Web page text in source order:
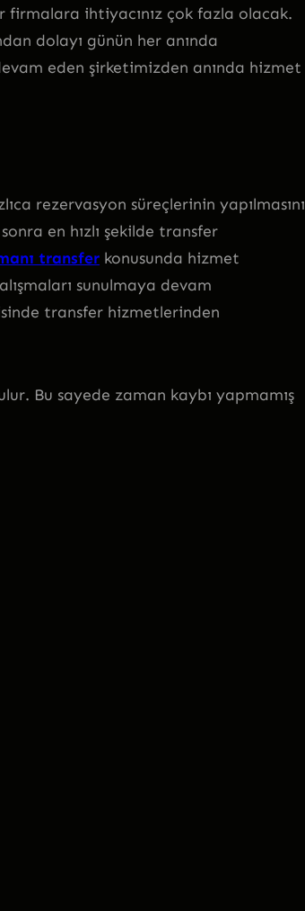
firmalara ihtiyacınız çok fazla olacak.
dolayı günün her anında
eden şirketimizden anında hizmet
rezervasyon süreçlerinin yapılmasını
en hızlı şekilde transfer
transfer konusunda hizmet
sunulmaya devam
transfer hizmetlerinden
Bu sayede zaman kaybı yapmamış